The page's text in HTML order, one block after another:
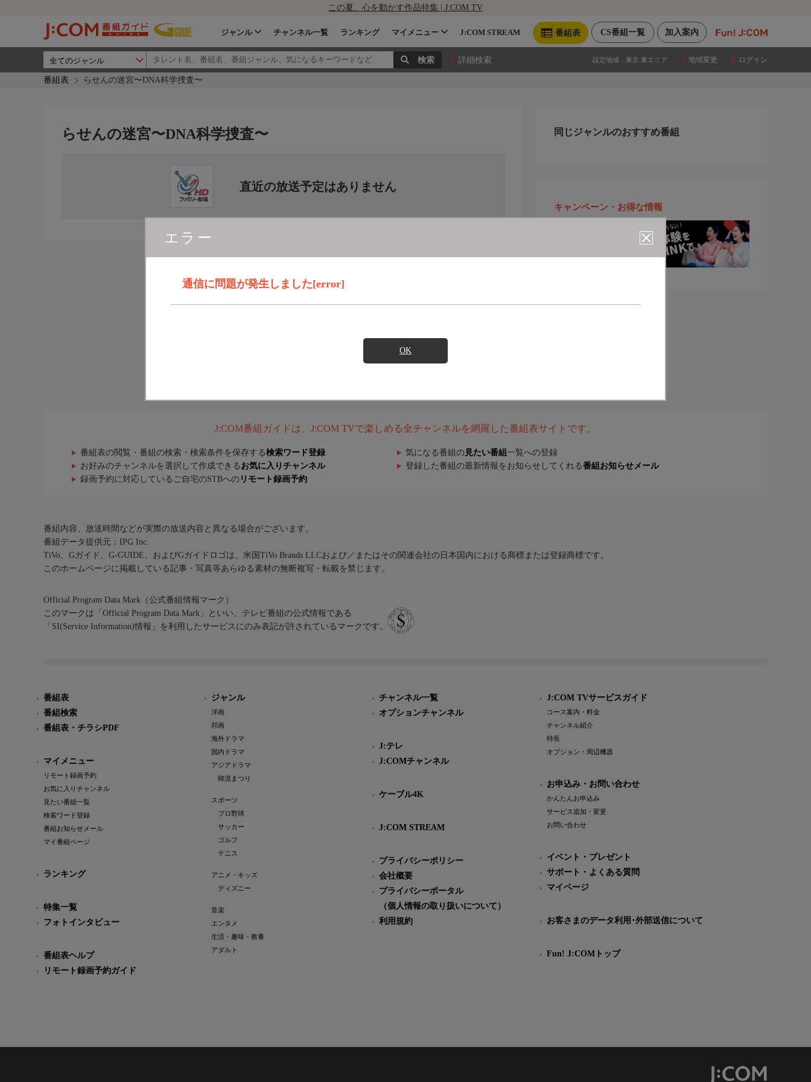
この夏、心を動かす作品特集 | J:COM TV
加入案内
CS番組一覧
番組表
ジャンル チャンネル一覧 ランキング マイメニュー J:COM STREAM
詳細検索 設定地域： 東京 東エリア 地域変更 ログイン
番組表 らせんの迷宮〜DNA科学捜査〜
エラー
通信に問題が発生しました[error]
OK
らせんの迷宮〜DNA科学捜査〜
直近の放送予定はありません
同じジャンルのおすすめ番組
キャンペーン・お得な情報
J:COM番組ガイドは、J:COM TVで楽しめる全チャンネルを網羅した番組表サイトです。
番組表の閲覧・番組の検索・検索条件を保存する検索ワード登録 気になる番組の 見たい番組 一覧への登録
お好みのチャンネルを選択して作成できる お気に入りチャンネル 登録した番組の最新情報をお知らせしてくれる番組お知らせメール
録画予約に対応しているご自宅のSTBへの リモート録画予約
番組内容、放送時間などが実際の放送内容と異なる場合がございます。
番組データ提供元：IPG Inc.
TiVo、Gガイド、G-GUIDE、およびGガイドロゴは、米国TiVo Brands LLCおよび／またはその関連会社の日本国内における商標または登録商標です。
このホームページに掲載している記事・写真等あらゆる素材の無断複写・転載を禁じます。
Official Program Data Mark（公式番組情報マーク）
このマークは「Official Program Data Mark」といい、テレビ番組の公式情報である
「SI(Service Information)情報」を利用したサービスにのみ表記が許されているマークです。
番組表
番組検索
番組表・チラシPDF
マイメニュー
リモート録画予約
お気に入りチャンネル
見たい番組一覧
検索ワード登録
番組お知らせメール
マイ番組ページ
ランキング
特集一覧
フォトインタビュー
番組表ヘルプ
リモート録画予約ガイド
ジャンル
洋画
邦画
海外ドラマ
国内ドラマ
アジアドラマ
韓流まつり
スポーツ
プロ野球
サッカー
ゴルフ
テニス
アニメ・キッズ
ディズニー
音楽
エンタメ
生活・趣味・教養
アダルト
チャンネル一覧
オプションチャンネル
J:テレ
J:COMチャンネル
ケーブル4K
J:COM STREAM
プライバシーポリシー
会社概要
プライバシーポータル
（個人情報の取り扱いについて）
利用規約
J:COM TVサービスガイド
コース案内・料金
チャンネル紹介
特長
オプション・周辺機器
お申込み・お問い合わせ
かんたんお申込み
サービス追加・変更
お問い合わせ
イベント・プレゼント
サポート・よくある質問
マイページ
お客さまのデータ利用･外部送信について
Fun! J:COMトップ